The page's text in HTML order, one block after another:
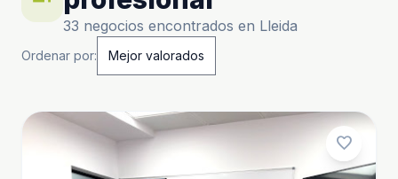
33 negocios encontrados en Lleida
Ordenar por:
favorite